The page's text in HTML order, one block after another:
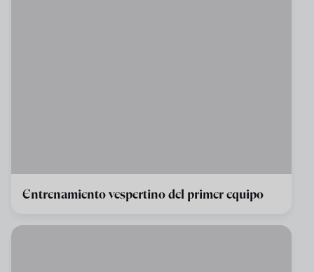
Entrenamiento vespertino del primer equipo